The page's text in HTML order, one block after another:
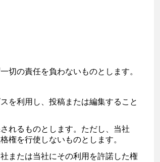
切の責任を負わないものとします。
を利用し、投稿または編集すること
れるものとします。ただし、当社
権を行使しないものとします。
または当社にその利用を許諾した権